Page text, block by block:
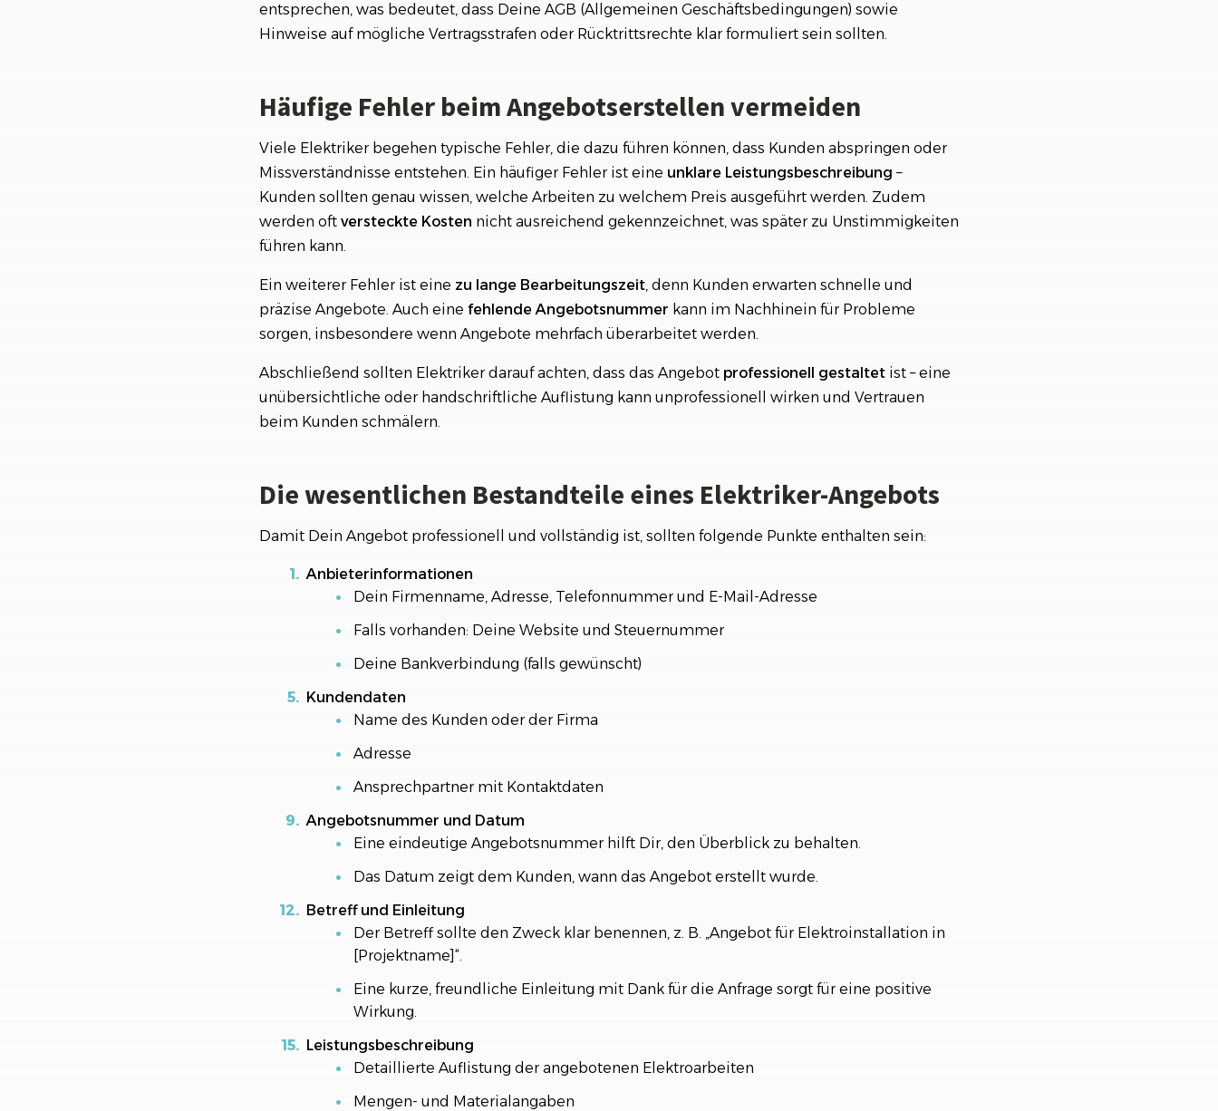
entsprechen, was bedeutet, dass Deine AGB (Allgemeinen Geschäftsbedingungen) sowie
Hinweise auf mögliche Vertragsstrafen oder Rücktrittsrechte klar formuliert sein sollten.
Häufige Fehler beim Angebotserstellen vermeiden
Viele Elektriker begehen typische Fehler, die dazu führen können, dass Kunden abspringen oder
Missverständnisse entstehen. Ein häufiger Fehler ist eine unklare Leistungsbeschreibung –
Kunden sollten genau wissen, welche Arbeiten zu welchem Preis ausgeführt werden. Zudem
werden oft versteckte Kosten nicht ausreichend gekennzeichnet, was später zu Unstimmigkeiten
führen kann.
Ein weiterer Fehler ist eine zu lange Bearbeitungszeit, denn Kunden erwarten schnelle und
präzise Angebote. Auch eine fehlende Angebotsnummer kann im Nachhinein für Probleme
sorgen, insbesondere wenn Angebote mehrfach überarbeitet werden.
Abschließend sollten Elektriker darauf achten, dass das Angebot professionell gestaltetist – eine
unübersichtliche oder handschriftliche Auflistung kann unprofessionell wirken und Vertrauen
beim Kunden schmälern.
Die wesentlichen Bestandteile eines Elektriker-Angebots
Damit Dein Angebot professionell und vollständig ist, sollten folgende Punkte enthalten sein:
Anbieterinformationen
Dein Firmenname, Adresse, Telefonnummer und E-Mail-Adresse
Falls vorhanden: Deine Website und Steuernummer
Deine Bankverbindung (falls gewünscht)
Kundendaten
Name des Kunden oder der Firma
Adresse
Ansprechpartner mit Kontaktdaten
Angebotsnummer und Datum
Eine eindeutige Angebotsnummer hilft Dir, den Überblick zu behalten.
Das Datum zeigt dem Kunden, wann das Angebot erstellt wurde.
Betreff und Einleitung
Der Betreff sollte den Zweck klar benennen, z. B. „Angebot für Elektroinstallation in
[Projektname]“.
Eine kurze, freundliche Einleitung mit Dank für die Anfrage sorgt für eine positive
Wirkung.
Leistungsbeschreibung
Detaillierte Auflistung der angebotenen Elektroarbeiten
Mengen- und Materialangaben